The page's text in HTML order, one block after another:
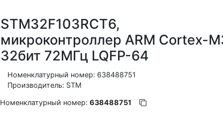
STM32F103RCT6,
микроконтроллер ARM Cortex-
32бит 72МГц LQFP-64
Номенклатурный номер: 638488751
Производитель: STM
Номенклатурный номер: 638488751